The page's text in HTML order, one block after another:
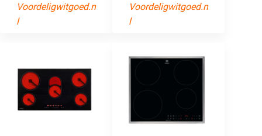
Voordeligwitgoed.n
l
Voordeligwitgoed.n
l